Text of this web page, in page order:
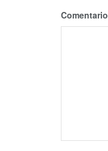
Comentario